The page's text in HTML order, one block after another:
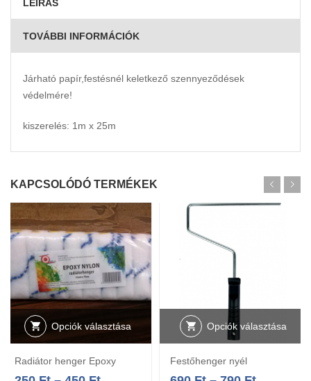
LEÍRÁS
TOVÁBBI INFORMÁCIÓK
Járható papír,festésnél keletkező szennyeződések
védelmére!
kiszerelés: 1m x 25m
KAPCSOLÓDÓ TERMÉKEK
Opciók választása
Radiátor henger Epoxy
Opciók választása
Festőhenger nyél